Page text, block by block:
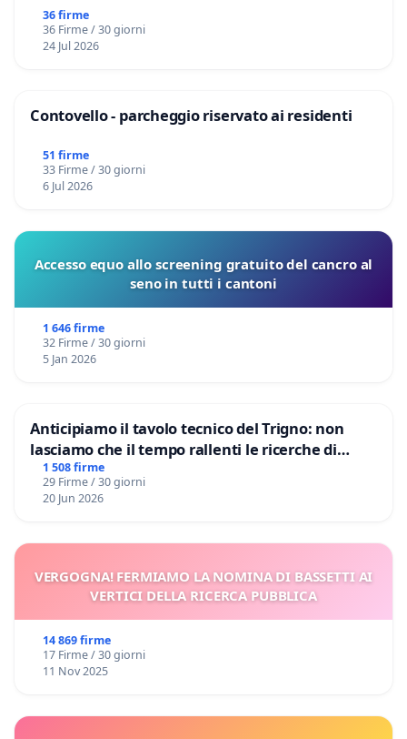
36 firme
36 Firme / 30 giorni
24 Jul 2026
Contovello - parcheggio riservato ai residenti
51 firme
33 Firme / 30 giorni
6 Jul 2026
Accesso equo allo screening gratuito del cancro al
seno in tutti i cantoni
1 646 firme
32 Firme / 30 giorni
5 Jan 2026
Anticipiamo il tavolo tecnico del Trigno: non
lasciamo che il tempo rallenti le ricerche di
Domenico Racanati
1 508 firme
29 Firme / 30 giorni
20 Jun 2026
VERGOGNA! FERMIAMO LA NOMINA DI BASSETTI AI
VERTICI DELLA RICERCA PUBBLICA
14 869 firme
17 Firme / 30 giorni
11 Nov 2025